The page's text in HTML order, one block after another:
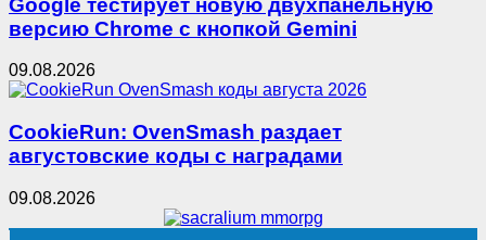
версию Chrome с кнопкой Gemini
09.08.2026
CookieRun: OvenSmash раздает
августовские коды с наградами
09.08.2026